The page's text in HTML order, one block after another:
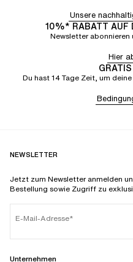
Unsere
10%* RABATT AUF
Newsletter
Hier
Du hast 14 Tage Zeit, um
NEWSLETTER
Jetzt zum Newsletter anmelden
Bestellung sowie Zugriff zu
E-Mail-Adresse
Unternehmen